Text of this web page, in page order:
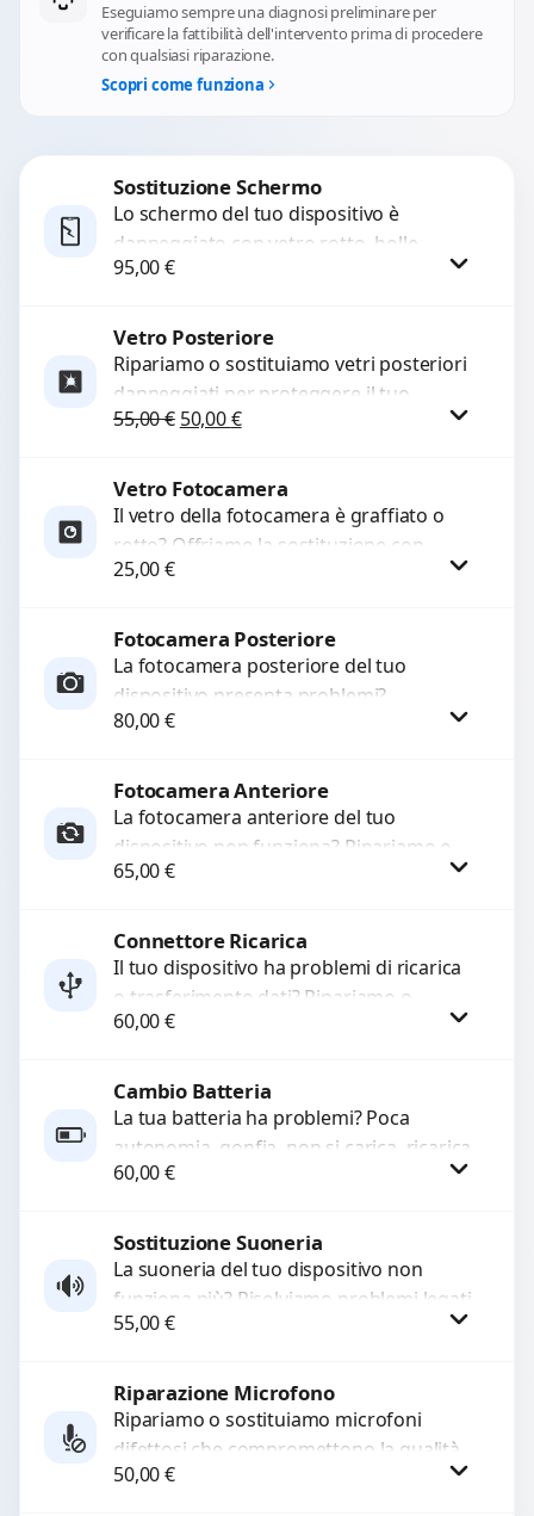
Eseguiamo sempre una diagnosi preliminare per
verificare la fattibilità dell'intervento prima di procedere
con qualsiasi riparazione.
Scopri come funziona
Sostituzione Schermo
Lo schermo del tuo dispositivo è
danneggiato con vetro rotto, bolle,
macchie, schermo nero o pixel morti?
95,00€
Procedi
Vetro Posteriore
Ripariamo o sostituiamo vetri posteriori
danneggiati per proteggere il tuo
dispositivo e ripristinare l’estetica
qualità...
55,00€ Il prezzo originale era: 55,00 €.
50,00€Il prezzo attuale è: 50,00 €.
Procedi
Vetro Fotocamera
Il vetro della fotocamera è graffiato o
rotto? Offriamo la sostituzione con
ricambi di alta qualità garantiti per 3
25,00€
Procedi
Fotocamera Posteriore
La fotocamera posteriore del tuo
dispositivo presenta problemi?
Interveniamo per risolvere guasti come
funzionante,...
80,00€
Procedi
Fotocamera Anteriore
La fotocamera anteriore del tuo
dispositivo non funziona? Ripariamo o
sostituiamo fotocamere guaste con
a...
65,00€
Procedi
Connettore Ricarica
Il tuo dispositivo ha problemi di ricarica
o trasferimento dati? Ripariamo o
sostituiamo connettori di ricarica guasti,
60,00€
Procedi
Cambio Batteria
La tua batteria ha problemi? Poca
autonomia, gonfia, non si carica, ricarica
lenta o cicli di ricarica esauriti?
60,00€
Procedi
Sostituzione Suoneria
La suoneria del tuo dispositivo non
funziona più? Risolviamo problemi legati
a moduli audio difettosi con interventi
55,00€
Procedi
Riparazione Microfono
Ripariamo o sostituiamo microfoni
difettosi che compromettono la qualità
audio delle registrazioni o delle
50,00€